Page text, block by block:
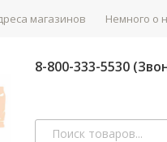
магазинов Немного о
8-800-333-5530